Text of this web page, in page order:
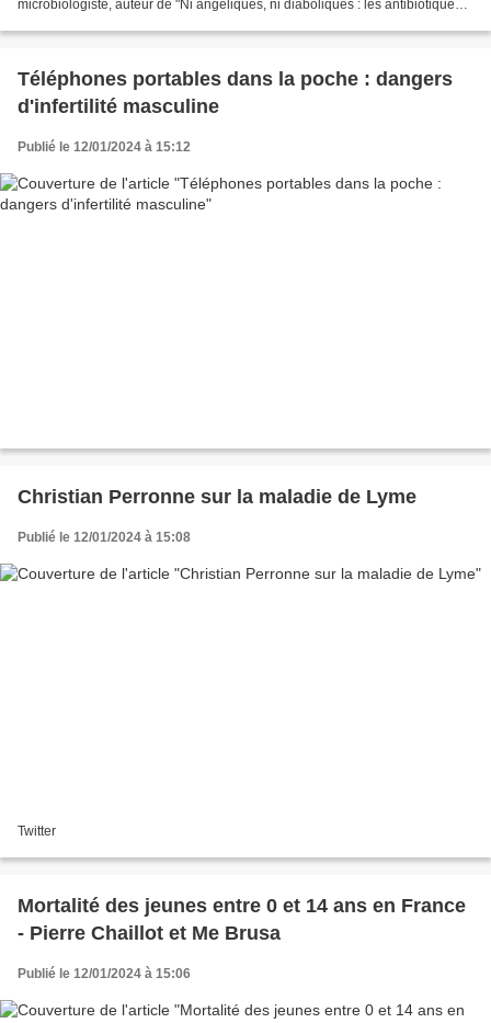
microbiologiste, auteur de "Ni angéliques, ni diaboliques : les antibiotiques"
Téléphones portables dans la poche : dangers
d'infertilité masculine
Publié le 12/01/2024 à 15:12
Christian Perronne sur la maladie de Lyme
Publié le 12/01/2024 à 15:08
Twitter
Mortalité des jeunes entre 0 et 14 ans en France
- Pierre Chaillot et Me Brusa
Publié le 12/01/2024 à 15:06